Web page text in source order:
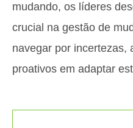
mudando, os líderes
crucial na gestão de
navegar por incertezas,
proativos em adaptar